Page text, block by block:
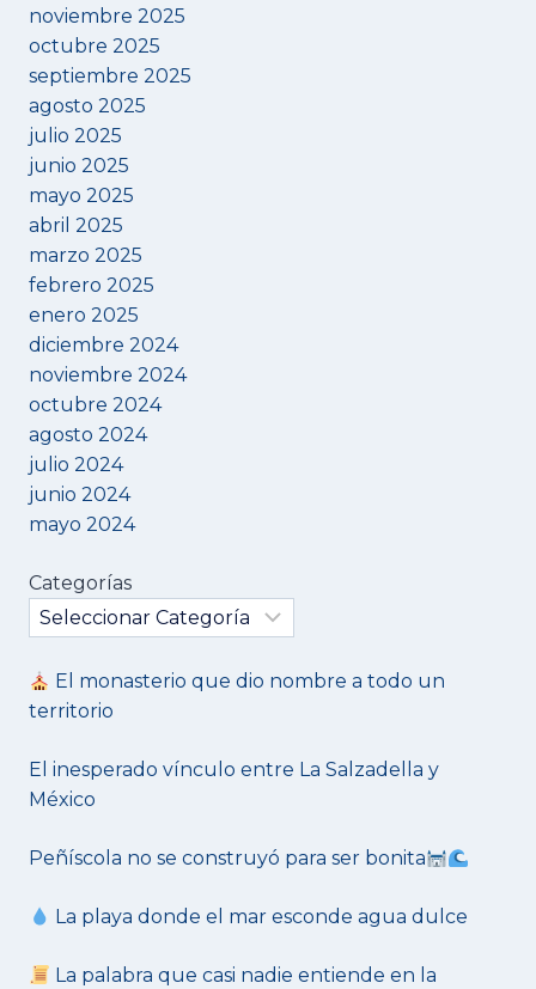
noviembre 2025
octubre 2025
septiembre 2025
agosto 2025
julio 2025
junio 2025
mayo 2025
abril 2025
marzo 2025
febrero 2025
enero 2025
diciembre 2024
noviembre 2024
octubre 2024
agosto 2024
julio 2024
junio 2024
mayo 2024
Categorías
El monasterio que dio nombre a todo un
territorio
El inesperado vínculo entre La Salzadella y
México
Peñíscola no se construyó para ser bonita
La playa donde el mar esconde agua dulce
La palabra que casi nadie entiende en la